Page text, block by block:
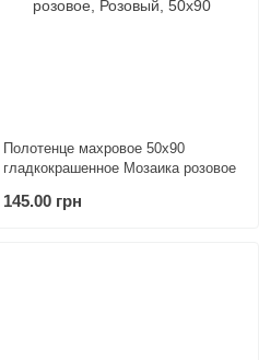
Полотенце махровое 50х90
гладкокрашенное Мозаика розовое
145.00 грн